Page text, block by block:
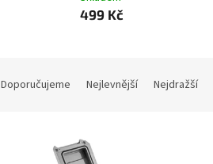
499 Kč
Doporučujeme Nejlevnější Nejdražší